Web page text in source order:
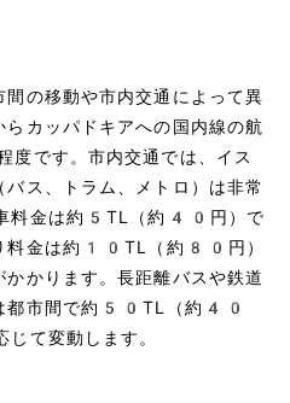
間の移動や市内交通によって異
カッパドキアへの国内線の航
です。市内交通では、イス
ス、トラム、メトロ）は非常
料金は約5TL（約40円）で
り料金は約10TL（約80円）
かります。長距離バスや鉄道
は都市間で約50TL（約40
て変動します。